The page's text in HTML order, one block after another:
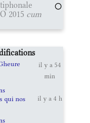
2015 cum
il y a 54
min
qui nos
il y a 4 h